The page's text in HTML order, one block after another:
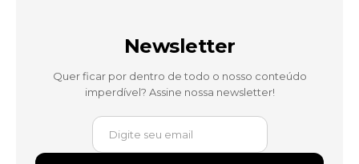
Newsletter
Quer ficar por dentro de todo o nosso conteúdo
imperdível? Assine nossa newsletter!